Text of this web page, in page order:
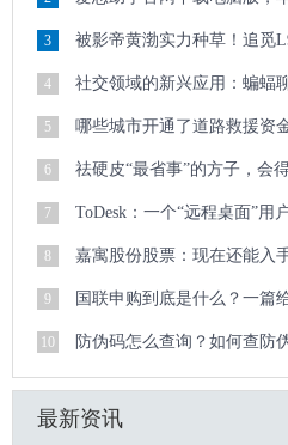
3 被影帝黄渤实力种草！追觅
4 社交领域的新兴应用：蝙蝠
5 哪些城市开通了道路救援资
6
7 ToDesk：一个“远程桌面”用
8 嘉寓股份股票：现在还能入
9 国联申购到底是什么？一篇
10 防伪码怎么查询？如何查防
最新资讯